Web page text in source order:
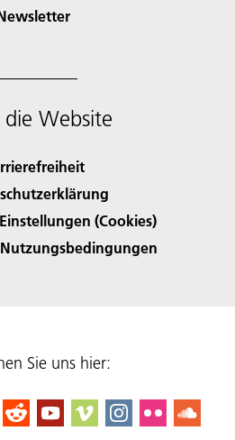
die Website
(Cookies)
Sie uns hier: